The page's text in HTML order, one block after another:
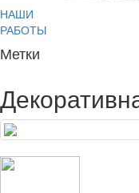
НАШИ
РАБОТЫ
Метки